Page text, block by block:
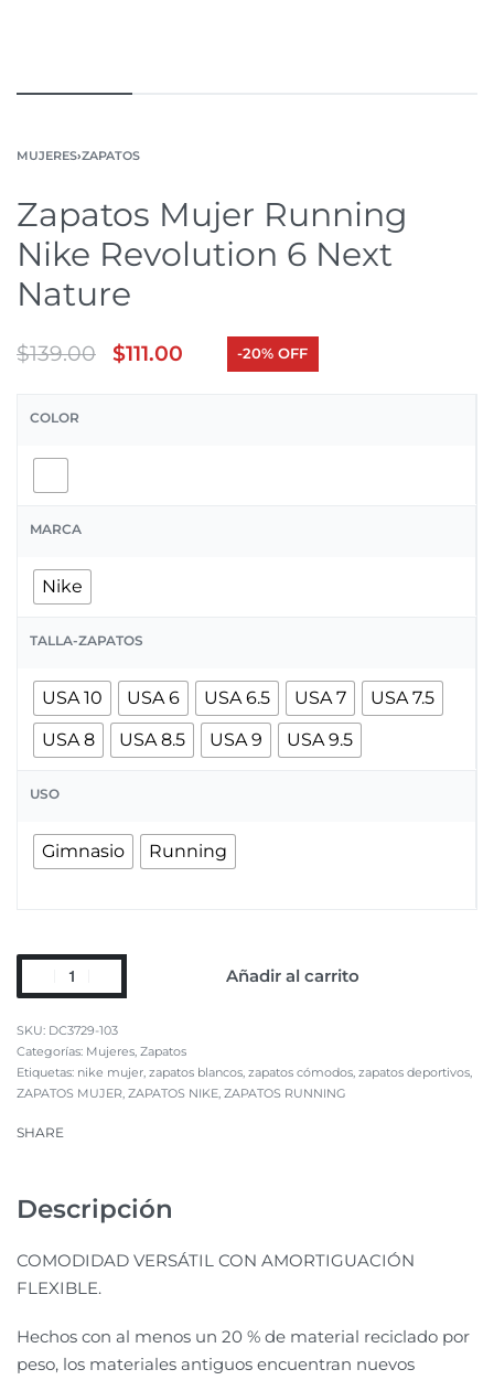
MUJERES›ZAPATOS
Zapatos Mujer Running
Nike Revolution 6 Next
Nature
$139.00 $111.00 -20% OFF
COLOR
MARCA
Nike
TALLA-ZAPATOS
USA 10 USA 6 USA 6.5 USA 7
USA 7.5
USA 8
USA 8.5 USA 9 USA 9.5
USO
Gimnasio Running
Añadir al carrito
DC3729-103
Categorías: Mujeres Zapatos
Etiquetas: nike mujer zapatos blancos zapatos cómodos zapatos deportivos
ZAPATOS MUJER ZAPATOS NIKE ZAPATOS RUNNING
SHARE
Descripción
COMODIDAD VERSÁTIL CON AMORTIGUACIÓN
FLEXIBLE.
Hechos con al menos un 20 % de material reciclado por
peso, los materiales antiguos encuentran nuevos